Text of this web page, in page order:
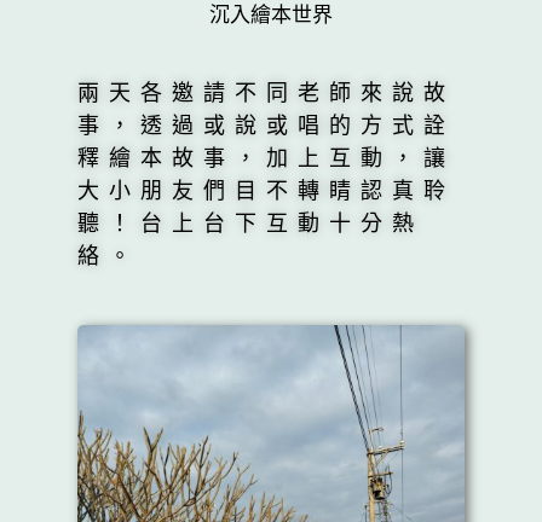
沉入繪本世界
兩天各邀請不同老師來說故
事，透過或說或唱的方式詮
釋繪本故事，加上互動，讓
大小朋友們目不轉睛認真聆
聽！台上台下互動十分熱
絡。